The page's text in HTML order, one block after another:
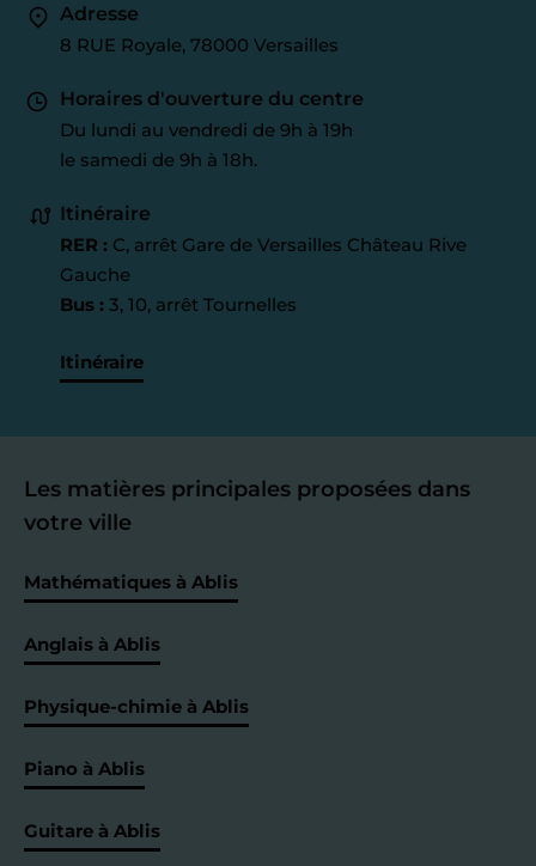
Adresse
8 RUE Royale, 78000 Versailles
Horaires d'ouverture du centre
Du lundi au vendredi de 9h à 19h
le samedi de 9h à 18h.
Itinéraire
RER : C, arrêt Gare de Versailles Château Rive
Gauche
Bus : 3, 10, arrêt Tournelles
Itinéraire
Les matières principales proposées dans
votre ville
Mathématiques à Ablis
Anglais à Ablis
Physique-chimie à Ablis
Piano à Ablis
Guitare à Ablis